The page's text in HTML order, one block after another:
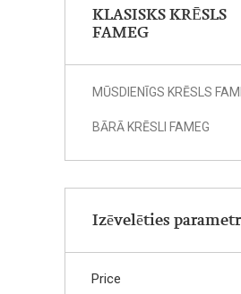
KLASISKS KRĒSLS
FAMEG
MŪSDIENĪGS KRĒSLS
BĀRĀ KRĒSLI FAMEG
Izēvelēties
Price